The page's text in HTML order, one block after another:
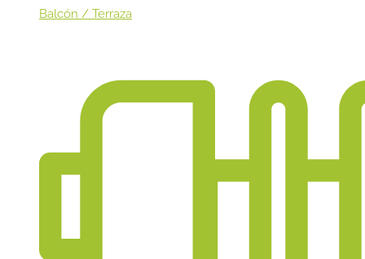
Balcón / Terraza